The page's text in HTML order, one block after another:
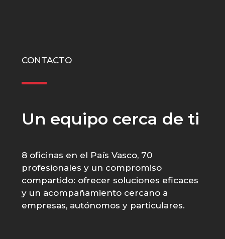
CONTACTO
Un equipo cerca de ti
8 oficinas en el País Vasco, 70
profesionales y un compromiso
compartido: ofrecer soluciones eficaces
y un acompañamiento cercano a
empresas, autónomos y particulares.